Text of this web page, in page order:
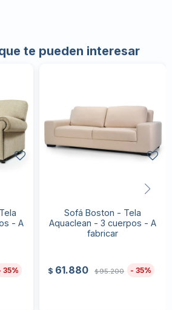
te pueden interesar
- A
35
Sofá Boston - Tela
Aquaclean - 3 cuerpos - A
fabricar
$ 61.880 $95.200 35